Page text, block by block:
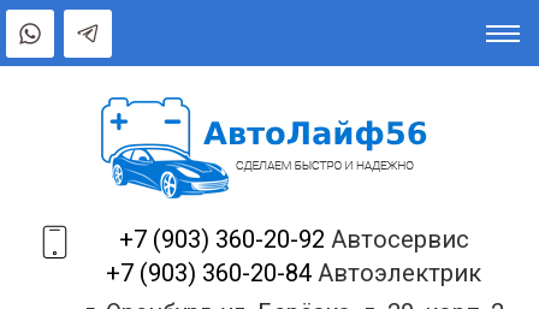
+7 (903) 360-20-92 Автосервис
+7 (903) 360-20-84 Автоэлектрик